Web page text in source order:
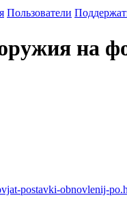
Пользователи
на
postavki-obnovlenij-